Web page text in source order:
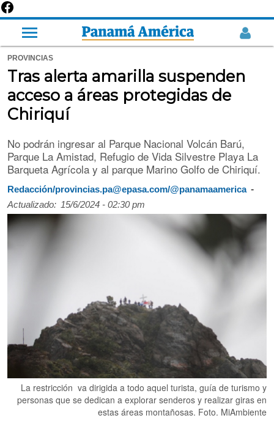
PROVINCIAS
Tras alerta amarilla suspenden
acceso a áreas protegidas de
Chiriquí
No podrán ingresar al Parque Nacional Volcán Barú,
Parque La Amistad, Refugio de Vida Silvestre Playa La
Barqueta Agrícola y al parque Marino Golfo de Chiriquí.
Redacción/provincias.pa@epasa.com/@panamaamerica -
Actualizado: 15/6/2024 - 02:30 pm
La restricción va dirigida a todo aquel turista, guía de turismo y
personas que se dedican a explorar senderos y realizar giras en
estas áreas montañosas. Foto. MiAmbiente